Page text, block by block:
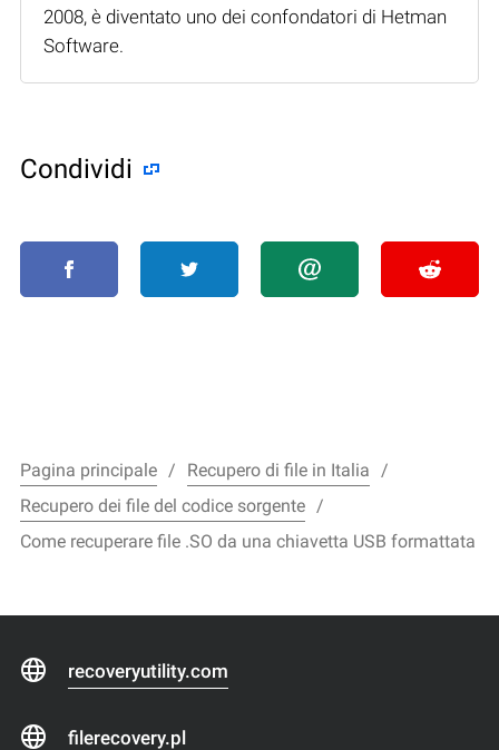
2008, è diventato uno dei confondatori di Hetman
Software.
Condividi
Pagina principale
Recupero di file in Italia
Recupero dei file del codice sorgente
Come recuperare file .SO da una chiavetta USB formattata
recoveryutility.com
filerecovery.pl